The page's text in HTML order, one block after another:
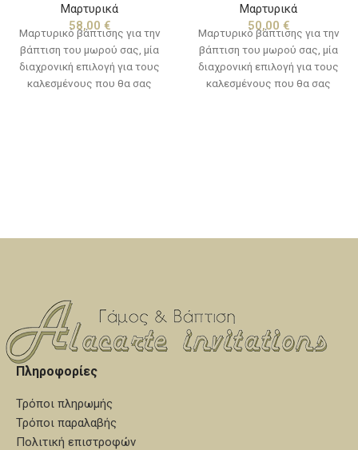
Μαρτυρικά
58,00 €
Μαρτυρικό βάπτισης για την
βάπτιση του μωρού σας, μία
διαχρονική επιλογή για τους
καλεσμένους που θα σας
Αποστολής: Από 7 έως 12
εργάσιμες ημέρες.
Μαρτυρικά
50,00 €
Μαρτυρικό βάπτισης για την
βάπτιση του μωρού σας, μία
διαχρονική επιλογή για τους
καλεσμένους που θα σας
εργάσιμες ημέρες.
Πληροφορίες
Τρόποι πληρωμής
Τρόποι παραλαβής
Πολιτική επιστροφών